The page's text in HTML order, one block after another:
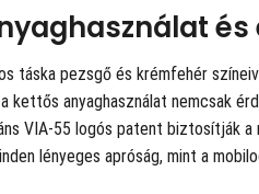
táska pezsgő és krémfehér
anyaghasználat nemcsak
VIA-55 logós patent biztosítják
lényeges apróság, mint a